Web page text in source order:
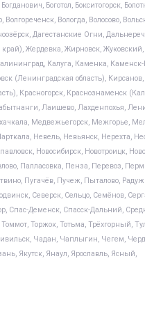
Боготол, Бокситогорск,
Вологда, Волосово,
Дагестанские Огни,
край), Жердевка, Жирновск,
Калуга, Каменка,
(Ленинградская область),
Красногорск, Краснознаменск
Лаишево, Лахденпохья,
Медвежьегорск, Межгорье,
Невель, Невьянск, Нерехта,
Новосибирск, Новотроицк,
Палласовка, Пенза, Перевоз,
Пугачёв, Пучеж, Пыталово,
Северск, Сельцо, Семёнов,
Спас-Деменск, Спасск-Дальний,
Торжок, Тотьма, Трёхгорный,
Чадан, Чаплыгин, Чегем,
Якутск, Янаул, Ярославль, Ясный,